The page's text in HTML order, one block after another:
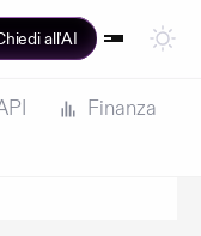
all'AI
Finanza